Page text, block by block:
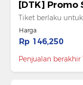
[DTK] Promo
Tiket berlaku
Harga
Rp 146,250
Penjualan berakhir